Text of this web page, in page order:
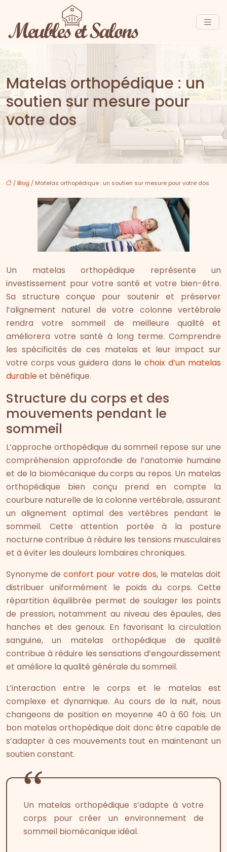
Matelas orthopédique : un
soutien sur mesure pour
votre dos
/ Blog / Matelas orthopédique : un soutien sur mesure pour votre dos
Un matelas orthopédique représente un
investissement pour votre santé et votre bien-être.
Sa structure conçue pour soutenir et préserver
l’alignement naturel de votre colonne vertébrale
rendra votre sommeil de meilleure qualité et
améliorera votre santé à long terme. Comprendre
les spécificités de ces matelas et leur impact sur
votre corps vous guidera dans le choix d’un matelas
durableet bénéfique.
Structure du corps et des
mouvements pendant le
sommeil
L’approche orthopédique du sommeil repose sur une
compréhension approfondie de l’anatomie humaine
et de la biomécanique du corps au repos. Un matelas
orthopédique bien conçu prend en compte la
courbure naturelle de la colonne vertébrale, assurant
un alignement optimal des vertèbres pendant le
sommeil. Cette attention portée à la posture
nocturne contribue à réduire les tensions musculaires
et à éviter les douleurs lombaires chroniques.
Synonyme deconfort pour votre dos, le matelas doit
distribuer uniformément le poids du corps. Cette
répartition équilibrée permet de soulager les points
de pression, notamment au niveau des épaules, des
hanches et des genoux. En favorisant la circulation
sanguine, un matelas orthopédique de qualité
contribue à réduire les sensations d’engourdissement
et améliore la qualité générale du sommeil.
L’interaction entre le corps et le matelas est
complexe et dynamique. Au cours de la nuit, nous
changeons de position en moyenne 40 à 60 fois. Un
bon matelas orthopédique doit donc être capable de
s’adapter à ces mouvements tout en maintenant un
soutien constant.
Un matelas orthopédique s’adapte à votre
corps pour créer un environnement de
sommeil biomécanique idéal.